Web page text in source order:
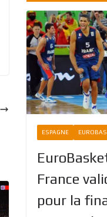
ESPAGNE
France
pour la